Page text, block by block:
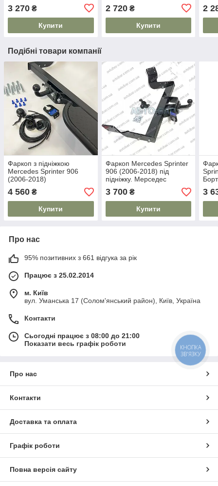
3 270 ₴
Купити
2 720₴
Купити
2
Подібні товари компанії
Фаркоп з підніжкою
Mercedes Sprinter 906
(2006-2018)
4 560 ₴
Купити
Фаркоп Mercedes Sprinter
906 (2006-2018) під
підніжку. Мерседес
Спринтер
3 700₴
Купити
3
Про нас
95% позитивних з 661 відгука за рік
Працює з 25.02.2014
м. Київ
вул. Уманська 17 (Солом'янський район), Київ, Україна
Контакти
Сьогодні працює з 08:00 до 21:00
Показати весь графік роботи
Про нас
Контакти
Доставка та оплата
Графік роботи
Повна версія сайту
КНОПКА
ЗВ'ЯЗКУ